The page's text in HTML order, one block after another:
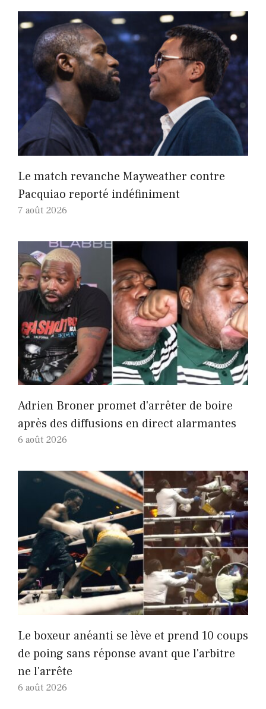
Le match revanche Mayweather contre
Pacquiao reporté indéfiniment
7 août 2026
Adrien Broner promet d'arrêter de boire
après des diffusions en direct alarmantes
6 août 2026
Le boxeur anéanti se lève et prend 10 coups
de poing sans réponse avant que l'arbitre
ne l'arrête
6 août 2026